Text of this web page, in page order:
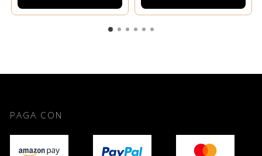
PAGA CON